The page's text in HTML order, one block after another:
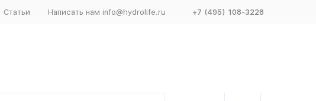
Статьи Написать нам info@hydrolife.ru +7 (495) 108-3228